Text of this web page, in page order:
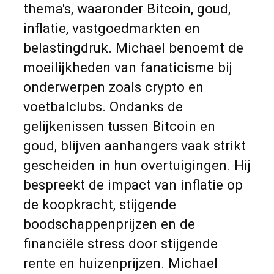
thema's, waaronder Bitcoin, goud,
inflatie, vastgoedmarkten en
belastingdruk. Michael benoemt de
moeilijkheden van fanaticisme bij
onderwerpen zoals crypto en
voetbalclubs. Ondanks de
gelijkenissen tussen Bitcoin en
goud, blijven aanhangers vaak strikt
gescheiden in hun overtuigingen. Hij
bespreekt de impact van inflatie op
de koopkracht, stijgende
boodschappenprijzen en de
financiële stress door stijgende
rente en huizenprijzen. Michael